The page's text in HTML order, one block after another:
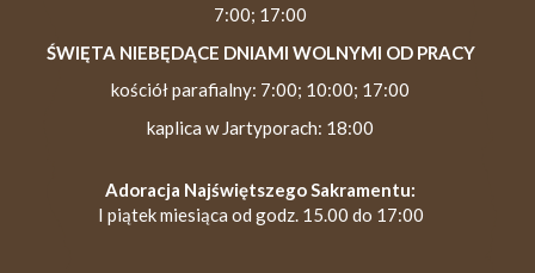
7:00; 17:00
ŚWIĘTA NIEBĘDĄCE DNIAMI WOLNYMI OD PRACY
kościół parafialny: 7:00; 10:00; 17:00
kaplica w Jartyporach: 18:00
Adoracja Najświętszego Sakramentu:
I piątek miesiąca od godz. 15.00 do 17:00